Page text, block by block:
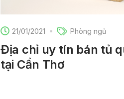
21/01/2021 Phòng ngủ
Địa chỉ uy tín bán tủ
tại Cần Thơ